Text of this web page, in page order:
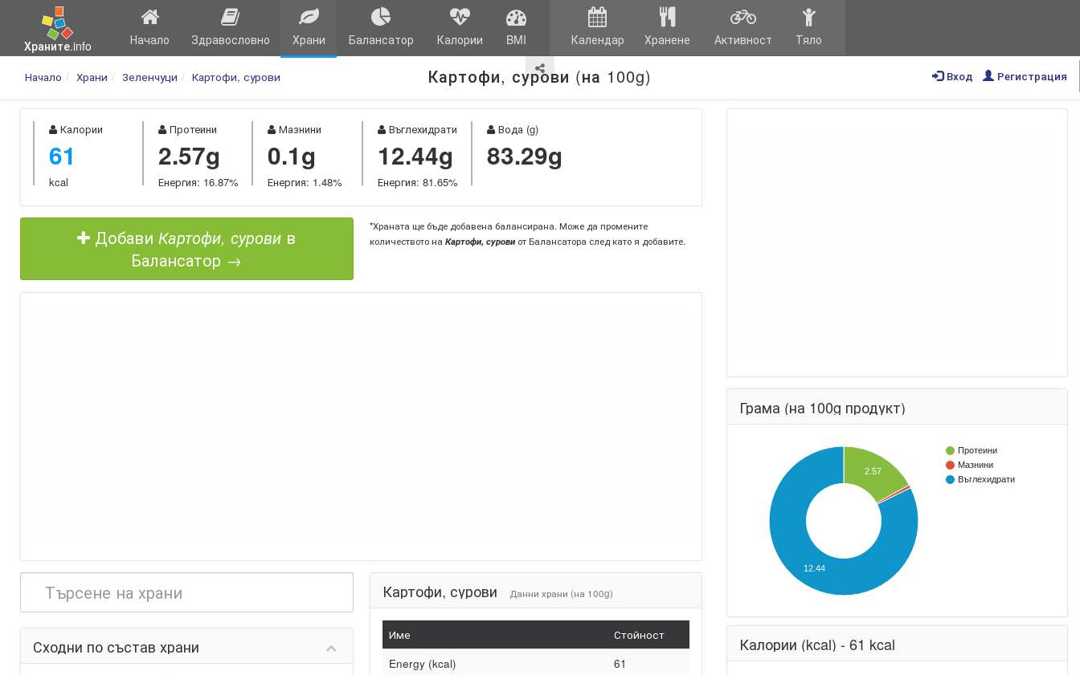
Храните.info Начало Здравословно Храни Балансатор Калории BMI Календар Хранене Активност Тяло
Картофи, сурови (на 100g)
Начало Храни Зеленчуци Картофи, сурови Регистрация
Вход
Калории
61
kcal
Протеини
2.57g
Енергия: 16.87%
Мазнини
0.1g
Енергия: 1.48%
Въглехидрати
12.44g
Енергия: 81.65%
Вода (g)
83.29g
ДобавиКартофи, сурови в
Балансатор →
*Храната ще бъде добавена балансирана. Може да промените
количеството на Картофи, суровиот Балансатора след като я добавите.
Сходни по състав храни
Картофи, сурови Данни храни (на 100g)
Име
Стойност
Energy (kcal)
61
Грама (на 100g продукт)
Протеини
Мазнини
Въглехидрати
2.57
12.44
Калории (kcal) - 61 kcal